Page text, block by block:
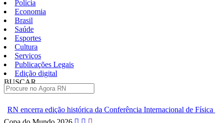
Polícia
Economia
Brasil
Saúde
Esportes
Cultura
Serviços
Publicações Legais
Edição digital
BUSCAR
da Conferência Internacional de Física de Altas Energias
Pular